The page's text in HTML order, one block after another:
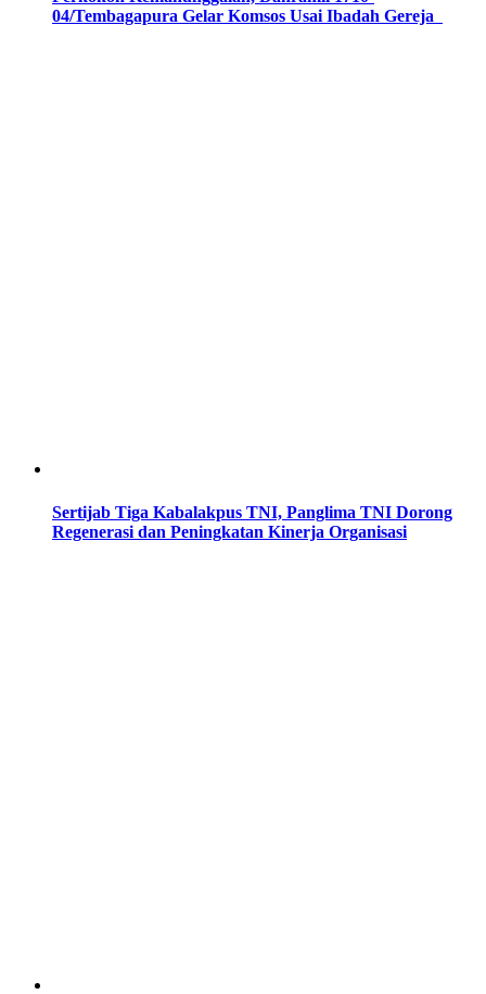
04/Tembagapura Gelar Komsos Usai Ibadah Gereja
Sertijab Tiga Kabalakpus TNI, Panglima TNI Dorong
Regenerasi dan Peningkatan Kinerja Organisasi